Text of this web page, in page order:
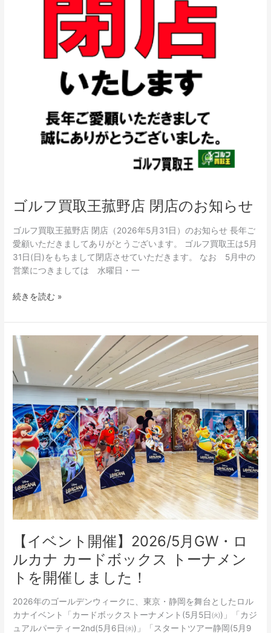
ゴルフ買取王菰野店 閉店のお知らせ
ゴルフ買取王菰野店 閉店（2026年5月31日）のお知らせ 長年ご
愛顧いただきましてありがとうございます。 ゴルフ買取王は5月
31日(日)をもちまして閉店させていただきます。 なお 5月中の
営業につきましては 水曜日・一
続きを読む »
【イベント開催】2026/5月GW・ロ
ルカナ カードボックス トーナメン
トを開催しました！
2026年のゴールデンウィークに、東京・静岡を舞台としたロル
カナイベント「カードボックストーナメント(5月5日㈫)」「カジ
ュアルパーティー2nd(5月6日㈬)」「スタートツアー静岡(5月9
【イ
ベ
ト
開
催】
2026/5
月
GW・
ロ
ル
カ
ナ
カ
ボ
ッ
ク
ト
ー